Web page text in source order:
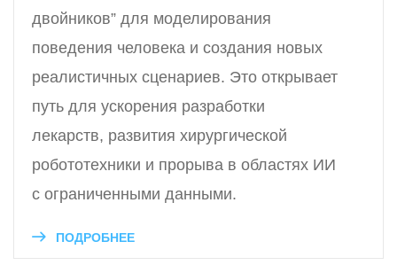
двойников” для моделирования
поведения человека и создания новых
реалистичных сценариев. Это открывает
путь для ускорения разработки
лекарств, развития хирургической
робототехники и прорыва в областях ИИ
с ограниченными данными.
ПОДРОБНЕЕ